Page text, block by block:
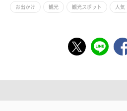
お出かけ 観光 観光スポット 人気